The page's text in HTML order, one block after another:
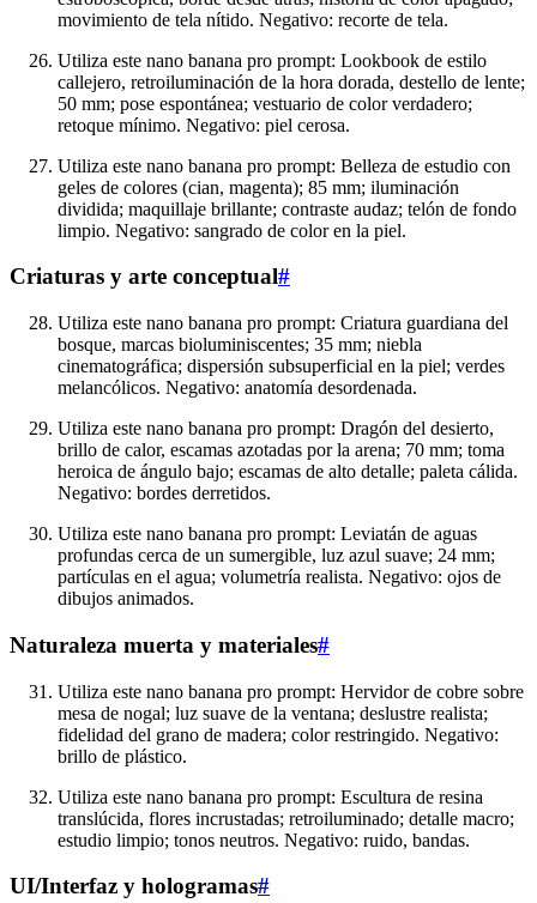
movimiento de tela nítido. Negativo: recorte de tela.
Utiliza este nano banana pro prompt: Lookbook de estilo
callejero, retroiluminación de la hora dorada, destello de lente;
50 mm; pose espontánea; vestuario de color verdadero;
retoque mínimo. Negativo: piel cerosa.
Utiliza este nano banana pro prompt: Belleza de estudio con
geles de colores (cian, magenta); 85 mm; iluminación
dividida; maquillaje brillante; contraste audaz; telón de fondo
limpio. Negativo: sangrado de color en la piel.
Criaturas y arte conceptual#
Utiliza este nano banana pro prompt: Criatura guardiana del
bosque, marcas bioluminiscentes; 35 mm; niebla
cinematográfica; dispersión subsuperficial en la piel; verdes
melancólicos. Negativo: anatomía desordenada.
Utiliza este nano banana pro prompt: Dragón del desierto,
brillo de calor, escamas azotadas por la arena; 70 mm; toma
heroica de ángulo bajo; escamas de alto detalle; paleta cálida.
Negativo: bordes derretidos.
Utiliza este nano banana pro prompt: Leviatán de aguas
profundas cerca de un sumergible, luz azul suave; 24 mm;
partículas en el agua; volumetría realista. Negativo: ojos de
dibujos animados.
Naturaleza muerta y materiales#
Utiliza este nano banana pro prompt: Hervidor de cobre sobre
mesa de nogal; luz suave de la ventana; deslustre realista;
fidelidad del grano de madera; color restringido. Negativo:
brillo de plástico.
Utiliza este nano banana pro prompt: Escultura de resina
translúcida, flores incrustadas; retroiluminado; detalle macro;
estudio limpio; tonos neutros. Negativo: ruido, bandas.
UI/Interfaz y hologramas#